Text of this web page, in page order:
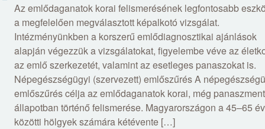
Az emlődaganatok korai felismerésének legfontosabb
a megfelelően megválasztott képalkotó vizsgálat.
Intézményünkben a korszerű emlődiagnosztikai ajánlások
alapján végezzük a vizsgálatokat, figyelembe véve az
az emlő szerkezetét, valamint az esetleges panaszokat is.
Népegészségügyi (szervezett) emlőszűrés A
emlőszűrés célja az emlődaganatok korai, még
állapotban történő felismerése. Magyarországon a 45–65 év
közötti hölgyek számára kétévente […]